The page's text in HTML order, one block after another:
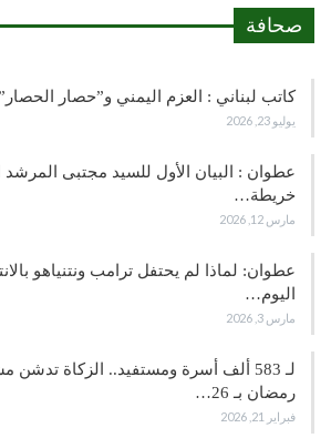
صحافة
كاتب لبناني : العزم اليمني و”حصار
يوليو 23, 2026
عطوان : البيان الأول للسيد مجتبى المرشد
خريطة…
مارس 12, 2026
عطوان: لماذا لم يحتفل ترامب ونتنياهو
اليوم…
مارس 3, 2026
لـ 583 ألف أسرة ومستفيد.. الزكاة
رمضان بـ 26…
فبراير 21, 2026